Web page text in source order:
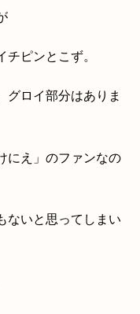
ピンとこず。
グロイ部分はありま
にえ」のファンなの
ないと思ってしまい